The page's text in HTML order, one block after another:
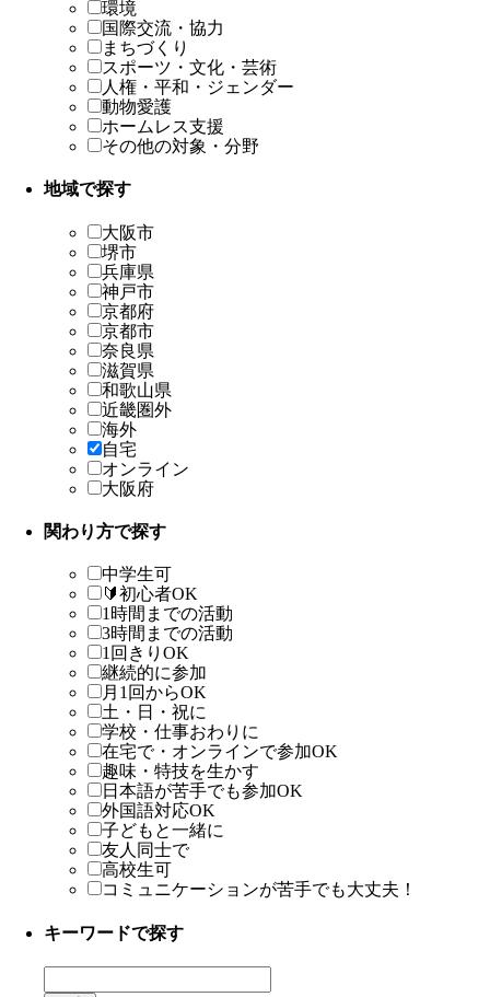
環境
国際交流・協力
まちづくり
スポーツ・文化・芸術
人権・平和・ジェンダー
動物愛護
ホームレス支援
その他の対象・分野
地域で探す
大阪市
堺市
兵庫県
神戸市
京都府
京都市
奈良県
滋賀県
和歌山県
近畿圏外
海外
自宅
オンライン
大阪府
関わり方で探す
中学生可
🔰初心者OK
1時間までの活動
3時間までの活動
1回きりOK
継続的に参加
月1回からOK
土・日・祝に
学校・仕事おわりに
在宅で・オンラインで参加OK
趣味・特技を生かす
日本語が苦手でも参加OK
外国語対応OK
子どもと一緒に
友人同士で
高校生可
コミュニケーションが苦手でも大丈夫！
キーワードで探す